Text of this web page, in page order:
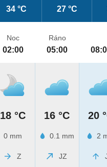
34 °C 27 °C
Noc
02:00
18 °C
0 mm
Z
Ráno
05:00
16 °C
0.1 mm
JZ
20
2